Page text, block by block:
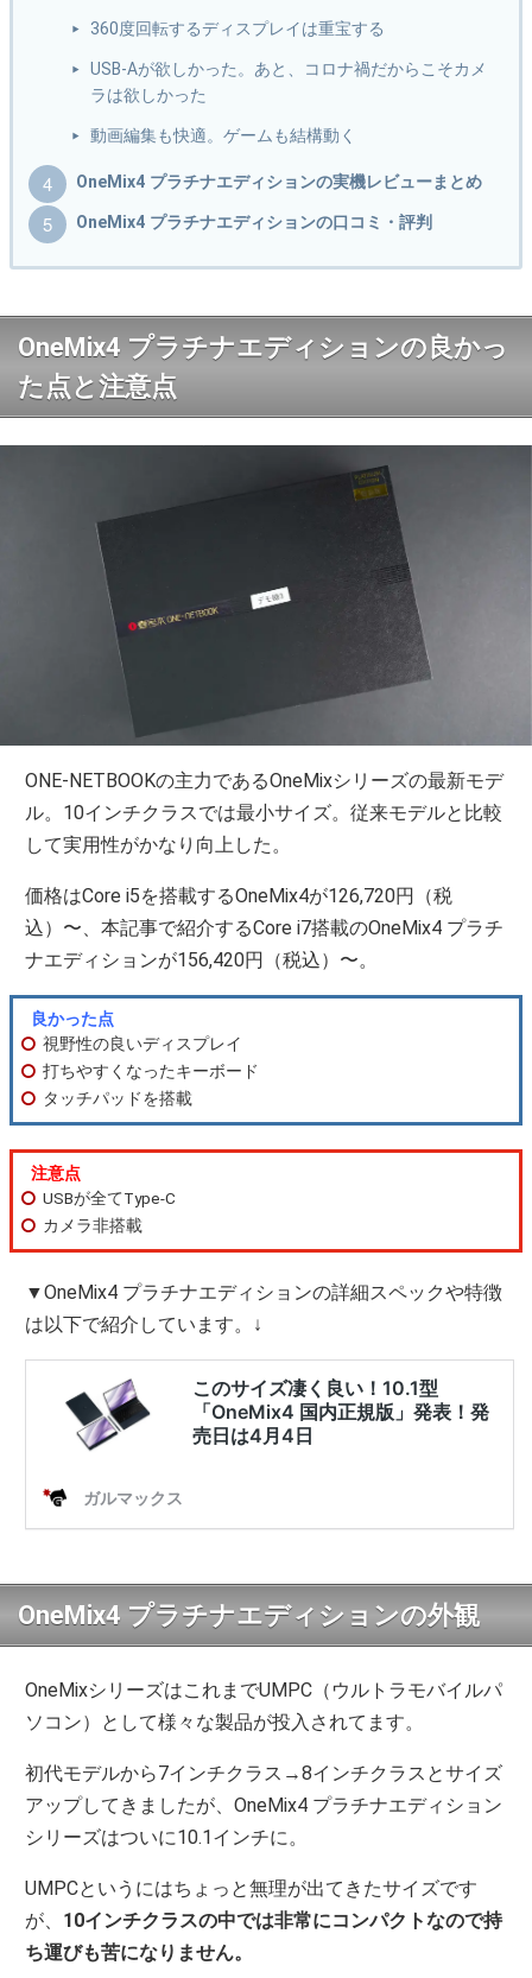
360度回転するディスプレイは重宝する
USB-Aが欲しかった。あと、コロナ禍だからこそカメ
ラは欲しかった
動画編集も快適。ゲームも結構動く
OneMix4 プラチナエディションの実機レビューまとめ
OneMix4 プラチナエディションの口コミ・評判
OneMix4 プラチナエディションの良かっ
た点と注意点
ONE-NETBOOKの主力であるOneMixシリーズの最新モデ
ル。10インチクラスでは最小サイズ。従来モデルと比較
して実用性がかなり向上した。
価格はCore i5を搭載するOneMix4が126,720円（税
込）〜、本記事で紹介するCore i7搭載のOneMix4 プラチ
ナエディションが156,420円（税込）〜。
良かった点
視野性の良いディスプレイ
打ちやすくなったキーボード
タッチパッドを搭載
注意点
USBが全てType-C
カメラ非搭載
▼OneMix4 プラチナエディションの詳細スペックや特徴
は以下で紹介しています。↓
OneMix4 プラチナエディションの外観
OneMixシリーズはこれまでUMPC（ウルトラモバイルパ
ソコン）として様々な製品が投入されてます。
初代モデルから7インチクラス→8インチクラスとサイズ
アップしてきましたが、OneMix4 プラチナエディション
シリーズはついに10.1インチに。
UMPCというにはちょっと無理が出てきたサイズです
が、 10インチクラスの中では非常にコンパクトなので持
ち運びも苦になりません。